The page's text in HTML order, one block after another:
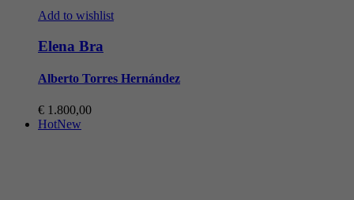
Add to wishlist
Elena Bra
Alberto Torres Hernández
€ 1.800,00
HotNew